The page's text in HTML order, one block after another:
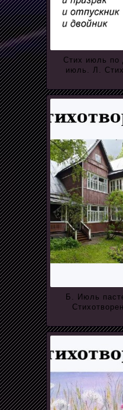
Стих июль по
июль. Л.
Б. Июль